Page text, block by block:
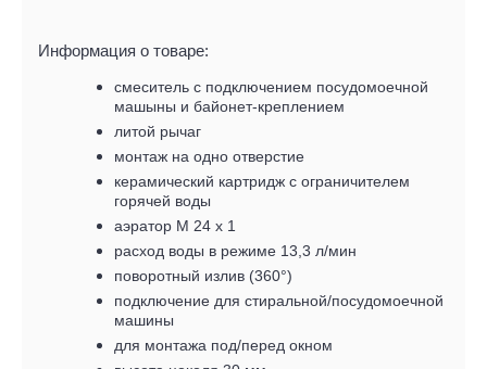
Информация о товаре:
смеситель с подключением посудомоечной
машыны и байонет-креплением
литой рычаг
монтаж на одно отверстие
керамический картридж с ограничителем
горячей воды
аэратор М 24 х 1
расход воды в режиме 13,3 л/мин
поворотный излив (360°)
подключение для стиральной/посудомоечной
машины
для монтажа под/перед окном